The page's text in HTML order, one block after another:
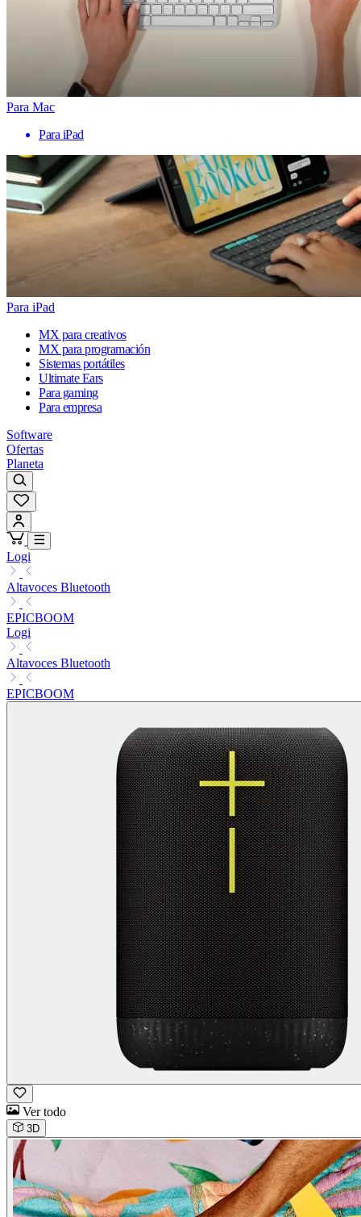
Para Mac
Para iPad
Para iPad
MX para creativos
MX para programación
Sistemas portátiles
Ultimate Ears
Para gaming
Para empresa
Software
Ofertas
Planeta
Logi
Altavoces Bluetooth
EPICBOOM
Logi
Altavoces Bluetooth
EPICBOOM
Ver todo
3D